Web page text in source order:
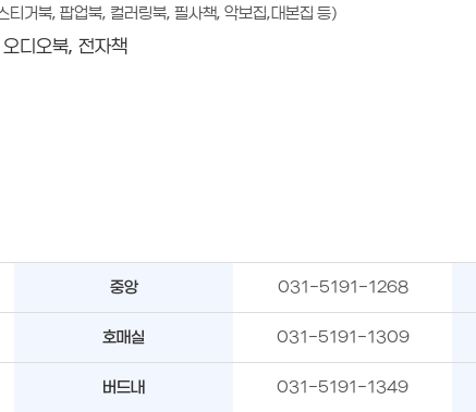
거북, 팝업북, 컬러링북, 필사책, 악보집,대본집 등)
디오북, 전자책
중앙 031-5191-1268
호매실 031-5191-1309
버드내 031-5191-1349